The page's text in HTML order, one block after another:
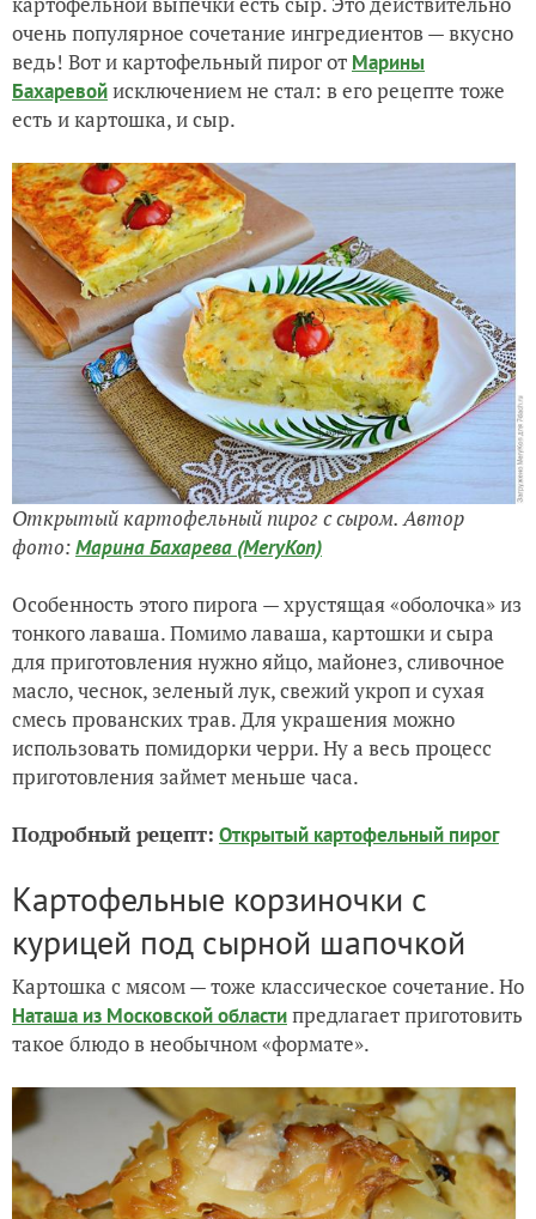
очень популярное сочетание ингредиентов — вкусно
ведь! Вот и картофельный пирог от Марины
Бахаревойисключением не стал: в его рецепте тоже
есть и картошка, и сыр.
Открытый картофельный пирог с сыром. Автор
фото:Марина Бахарева (MeryKon)
Особенность этого пирога — хрустящая «оболочка» из
тонкого лаваша. Помимо лаваша, картошки и сыра
для приготовления нужно яйцо, майонез, сливочное
масло, чеснок, зеленый лук, свежий укроп и сухая
смесь прованских трав. Для украшения можно
использовать помидорки черри. Ну а весь процесс
приготовления займет меньше часа.
Подробный рецепт: Открытый картофельный пирог
Картофельные корзиночки с
курицей под сырной шапочкой
Картошка с мясом — тоже классическое сочетание. Но
Наташа из Московской областипредлагает приготовить
такое блюдо в необычном «формате».